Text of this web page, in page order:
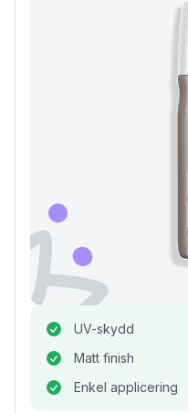
UV-skydd
Matt finish
Enkel applicering